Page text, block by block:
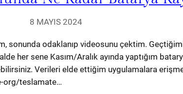
8 MAYIS 2024
sonunda odaklanıp videosunu çektim.
her sene Kasım/Aralık ayında yaptığım
Verileri elde ettiğim uygulamalara
org/teslamate…